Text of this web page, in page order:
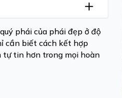
phái của phái đẹp ở độ
cần biết cách kết hợp
tự tin hơn trong mọi hoàn